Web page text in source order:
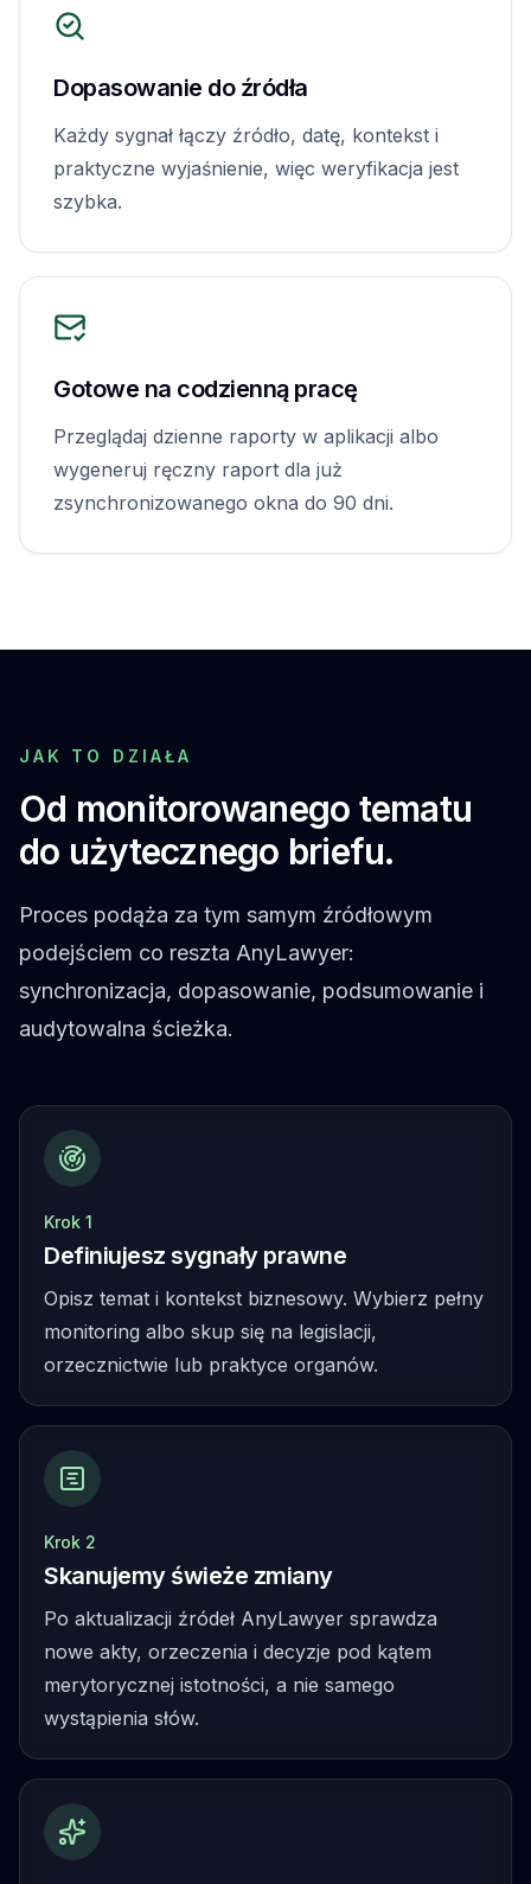
Dopasowanie do źródła
Każdy sygnał łączy źródło, datę, kontekst i
praktyczne wyjaśnienie, więc weryfikacja jest
szybka.
Gotowe na codzienną pracę
Przeglądaj dzienne raporty w aplikacji albo
wygeneruj ręczny raport dla już
zsynchronizowanego okna do 90 dni.
JAK TO DZIAŁA
Od monitorowanego tematu
do użytecznego briefu.
Proces podąża za tym samym źródłowym
podejściem co reszta AnyLawyer:
synchronizacja, dopasowanie, podsumowanie i
audytowalna ścieżka.
Krok 1
Definiujesz sygnały prawne
Opisz temat i kontekst biznesowy. Wybierz pełny
monitoring albo skup się na legislacji,
orzecznictwie lub praktyce organów.
Krok 2
Skanujemy świeże zmiany
Po aktualizacji źródeł AnyLawyer sprawdza
nowe akty, orzeczenia i decyzje pod kątem
merytorycznej istotności, a nie samego
wystąpienia słów.